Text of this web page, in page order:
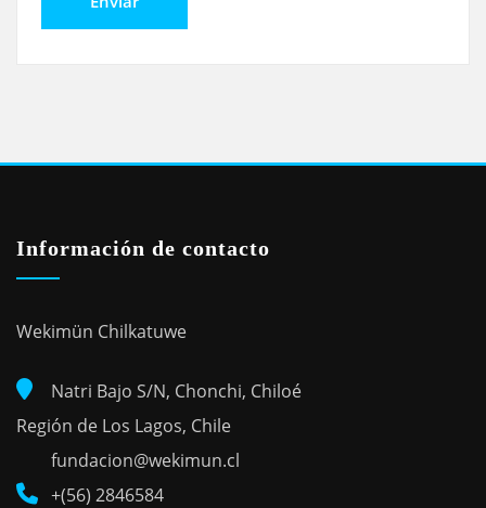
Información de contacto
Wekimün Chilkatuwe
Natri Bajo S/N, Chonchi, Chiloé
Región de Los Lagos, Chile
fundacion@wekimun.cl
+(56) 2846584